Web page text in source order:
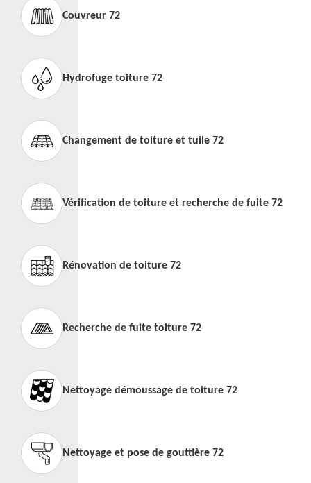
Couvreur 72
Hydrofuge toiture 72
Changement de toiture et tuile 72
Vérification de toiture et recherche de fuite 72
Rénovation de toiture 72
Recherche de fuite toiture 72
Nettoyage démoussage de toiture 72
Nettoyage et pose de gouttière 72